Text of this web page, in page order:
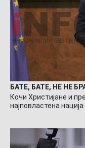
БАТЕ, БАТЕ, НЕ НЕ
Кочи Христијане и
најповластена